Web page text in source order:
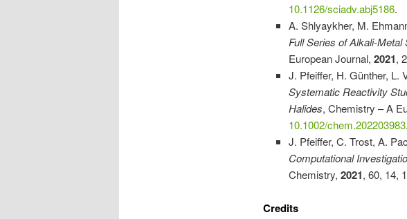
10.1126/sciadv.abj5186.
A. Shlyaykher, M.
Full Series of
European Journal,2021,
J. Pfeiffer, H. Günther, L.
Systematic Reactivity
Halides, Chemistry – A
10.1002/chem.202203983.
J. Pfeiffer, C. Trost, A.
Computational
Chemistry,2021, 60, 14,
Credits